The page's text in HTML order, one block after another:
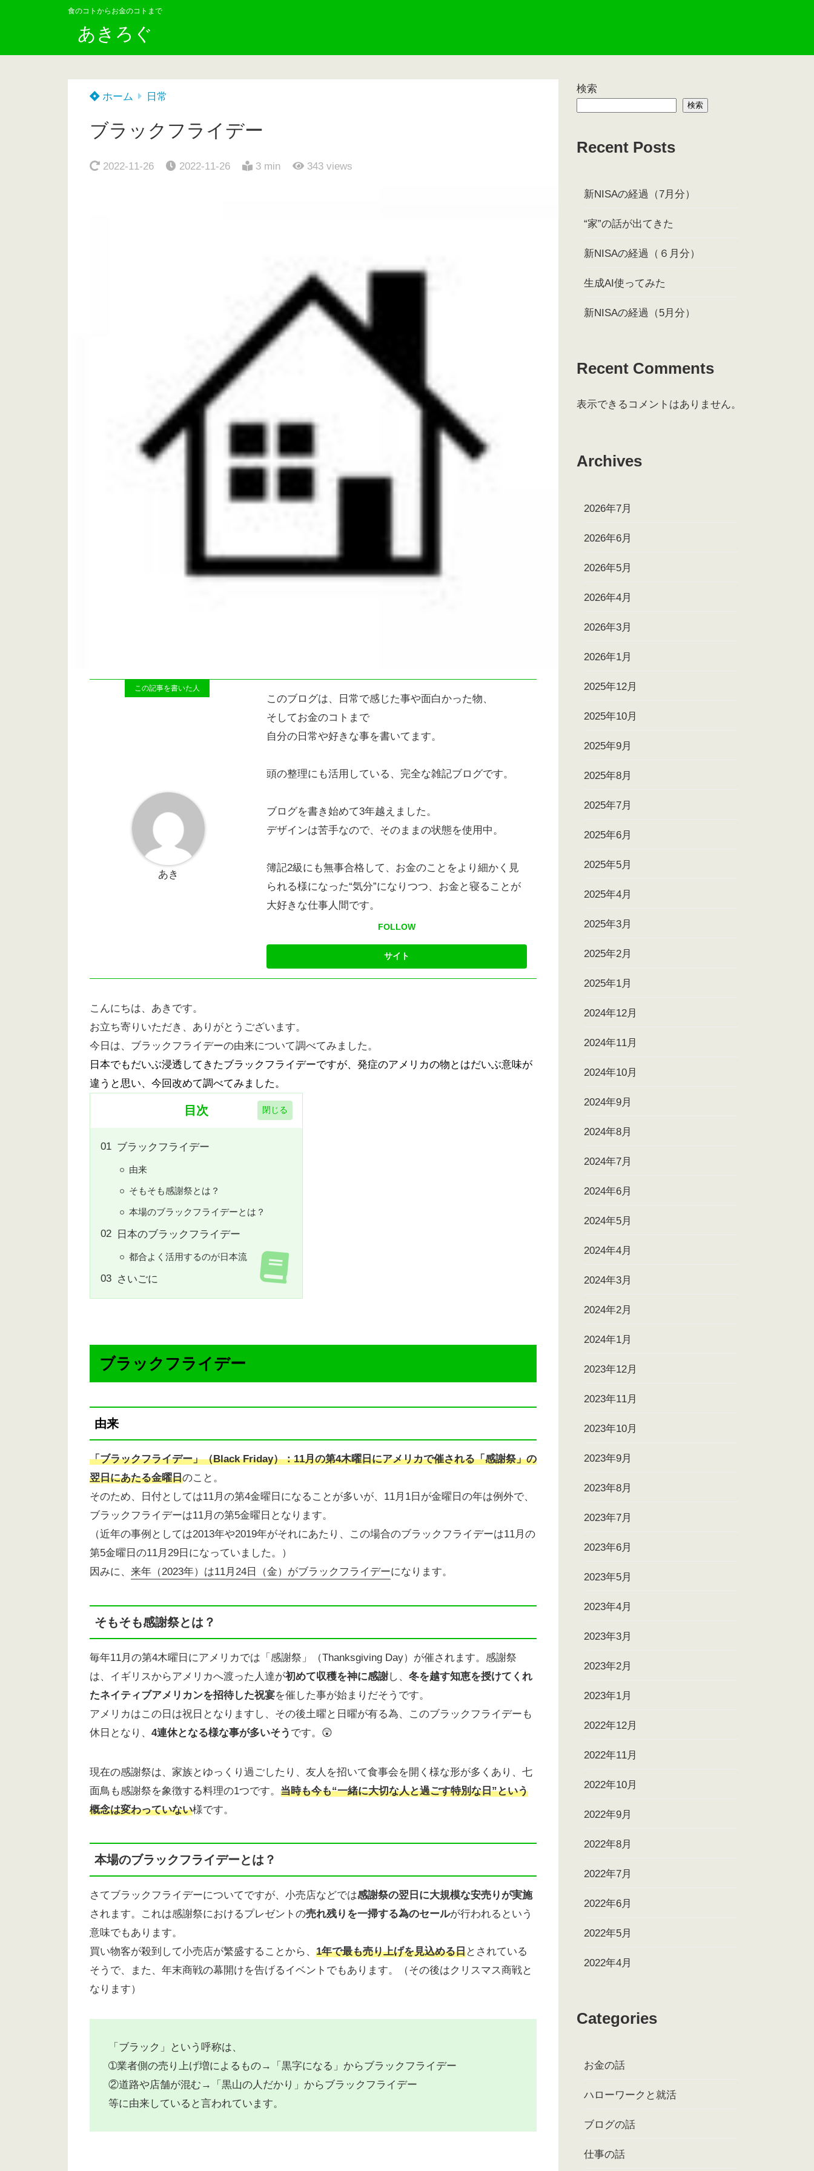
食のコトからお金のコトまで
あきろぐ
ホーム 日常
ブラックフライデー
2022-11-26 2022-11-26 3 min 343 views
あき
このブログは、日常で感じた事や面白かった物、
そしてお金のコトまで
自分の日常や好きな事を書いてます。
頭の整理にも活用している、完全な雑記ブログです。
ブログを書き始めて3年越えました。
デザインは苦手なので、そのままの状態を使用中。
簿記2級にも無事合格して、お金のことをより細かく見
られる様になった“気分”になりつつ、お金と寝ることが
大好きな仕事人間です。
FOLLOW
こんにちは、あきです。
お立ち寄りいただき、ありがとうございます。
今日は、ブラックフライデーの由来について調べてみました。
日本でもだいぶ浸透してきたブラックフライデーですが、発症のアメリカの物とはだいぶ意味が
違うと思い、今回改めて調べてみました。
目次
ブラックフライデー
由来
そもそも感謝祭とは？
本場のブラックフライデーとは？
日本のブラックフライデー
都合よく活用するのが日本流
さいごに
ブラックフライデー
由来
「ブラックフライデー」（Black Friday）：11月の第4木曜日にアメリカで催される「感謝祭」の
翌日にあたる金曜日のこと。
そのため、日付としては11月の第4金曜日になることが多いが、11月1日が金曜日の年は例外で、
ブラックフライデーは11月の第5金曜日となります。
（近年の事例としては2013年や2019年がそれにあたり、この場合のブラックフライデーは11月の
第5金曜日の11月29日になっていました。）
因みに、 来年（2023年）は11月24日（金）がブラックフライデーになります。
そもそも感謝祭とは？
毎年11月の第4木曜日にアメリカでは「感謝祭」（Thanksgiving Day）が催されます。感謝祭
は、イギリスからアメリカへ渡った人達が初めて収穫を神に感謝し、 冬を越す知恵を授けてくれ
たネイティブアメリカンを招待した祝宴を催した事が始まりだそうです。
アメリカはこの日は祝日となりますし、その後土曜と日曜が有る為、このブラックフライデーも
休日となり、 4連休となる様な事が多いそう です。😲
現在の感謝祭は、家族とゆっくり過ごしたり、友人を招いて食事会を開く様な形が多くあり、七
面鳥も感謝祭を象徴する料理の1つです。 当時も今も“一緒に大切な人と過ごす特別な日”という
概念は変わっていない様です。
本場のブラックフライデーとは？
さてブラックフライデーについてですが、小売店などでは感謝祭の翌日に大規模な安売りが実施
されます。これは感謝祭におけるプレゼントの売れ残りを一掃する為のセールが行われるという
意味でもあります。
買い物客が殺到して小売店が繁盛することから、 1年で最も売り上げを見込める日とされている
そうで、また、年末商戦の幕開けを告げるイベントでもあります。（その後はクリスマス商戦と
なります）
「ブラック」という呼称は、
➀業者側の売り上げ増によるもの→「黒字になる」からブラックフライデー
②道路や店舗が混む→「黒山の人だかり」からブラックフライデー
等に由来していると言われています。
検索
検索
Recent Posts
新NISAの経過（7月分）
“家”の話が出てきた
新NISAの経過（６月分）
生成AI使ってみた
新NISAの経過（5月分）
Recent Comments
表示できるコメントはありません。
Archives
2026年7月
2026年6月
2026年5月
2026年4月
2026年3月
2026年1月
2025年12月
2025年10月
2025年9月
2025年8月
2025年7月
2025年6月
2025年5月
2025年4月
2025年3月
2025年2月
2025年1月
2024年12月
2024年11月
2024年10月
2024年9月
2024年8月
2024年7月
2024年6月
2024年5月
2024年4月
2024年3月
2024年2月
2024年1月
2023年12月
2023年11月
2023年10月
2023年9月
2023年8月
2023年7月
2023年6月
2023年5月
2023年4月
2023年3月
2023年2月
2023年1月
2022年12月
2022年11月
2022年10月
2022年9月
2022年8月
2022年7月
2022年6月
2022年5月
2022年4月
Categories
お金の話
ハローワークと就活
ブログの話
仕事の話